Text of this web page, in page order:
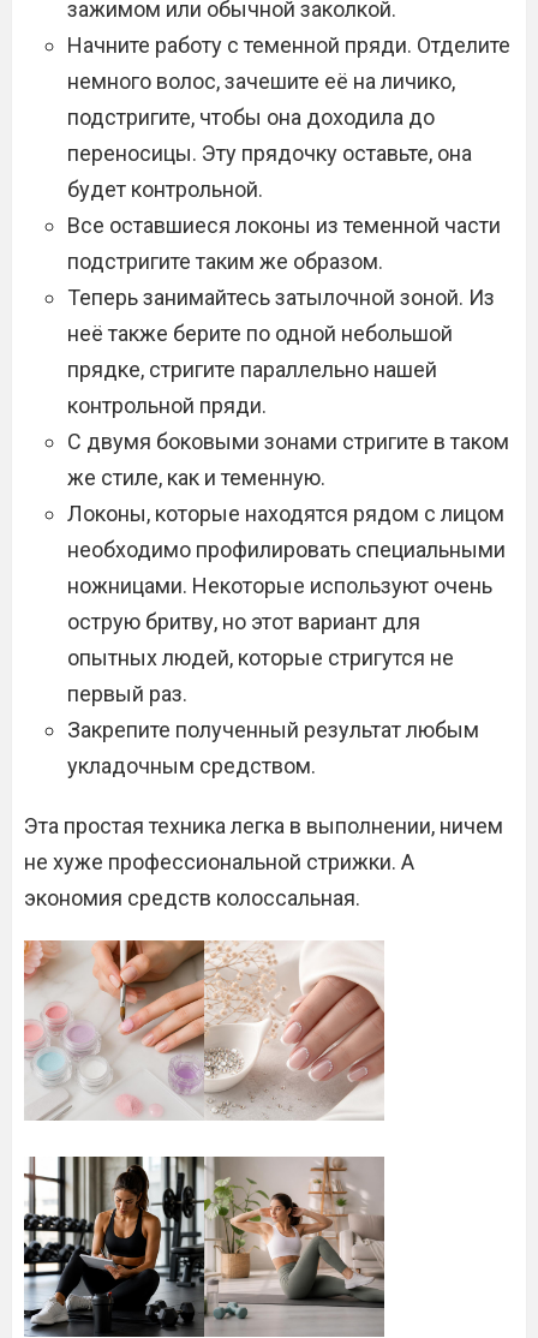
зажимом или обычной заколкой.
Начните работу с теменной пряди. Отделите
немного волос, зачешите её на личико,
подстригите, чтобы она доходила до
переносицы. Эту прядочку оставьте, она
будет контрольной.
Все оставшиеся локоны из теменной части
подстригите таким же образом.
Теперь занимайтесь затылочной зоной. Из
неё также берите по одной небольшой
прядке, стригите параллельно нашей
контрольной пряди.
С двумя боковыми зонами стригите в таком
же стиле, как и теменную.
Локоны, которые находятся рядом с лицом
необходимо профилировать специальными
ножницами. Некоторые используют очень
острую бритву, но этот вариант для
опытных людей, которые стригутся не
первый раз.
Закрепите полученный результат любым
укладочным средством.
Эта простая техника легка в выполнении, ничем
не хуже профессиональной стрижки. А
экономия средств колоссальная.